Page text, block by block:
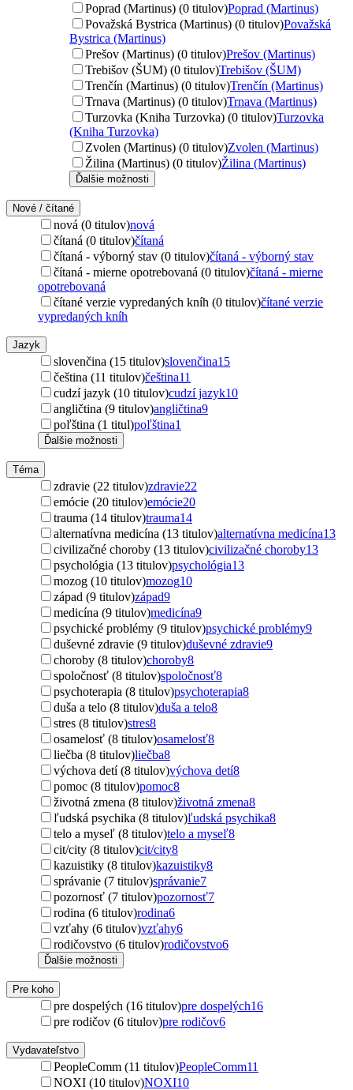
Poprad (Martinus) (0 titulov)Poprad (Martinus)
Považská Bystrica (Martinus) (0 titulov)Považská
Bystrica (Martinus)
Prešov (Martinus) (0 titulov)Prešov (Martinus)
Trebišov (ŠUM) (0 titulov)Trebišov (ŠUM)
Trenčín (Martinus) (0 titulov)Trenčín (Martinus)
Trnava (Martinus) (0 titulov)Trnava (Martinus)
Turzovka (Kniha Turzovka) (0 titulov)Turzovka
(Kniha Turzovka)
Zvolen (Martinus) (0 titulov)Zvolen (Martinus)
Žilina (Martinus) (0 titulov)Žilina (Martinus)
Ďalšie možnosti
Nové / čítané
nová (0 titulov)nová
čítaná (0 titulov)čítaná
čítaná - výborný stav (0 titulov)čítaná - výborný stav
čítaná - mierne opotrebovaná (0 titulov)čítaná - mierne
opotrebovaná
čítané verzie vypredaných kníh (0 titulov)čítané verzie
vypredaných kníh
Jazyk
slovenčina (15 titulov)slovenčina15
čeština (11 titulov)čeština11
cudzí jazyk (10 titulov)cudzí jazyk10
angličtina (9 titulov)angličtina9
poľština (1 titul)poľština1
Ďalšie možnosti
Téma
zdravie (22 titulov)zdravie22
emócie (20 titulov)emócie20
trauma (14 titulov)trauma14
alternatívna medicína (13 titulov)alternatívna medicína13
civilizačné choroby (13 titulov)civilizačné choroby13
psychológia (13 titulov)psychológia13
mozog (10 titulov)mozog10
západ (9 titulov)západ9
medicína (9 titulov)medicína9
psychické problémy (9 titulov)psychické problémy9
duševné zdravie (9 titulov)duševné zdravie9
choroby (8 titulov)choroby8
spoločnosť (8 titulov)spoločnosť8
psychoterapia (8 titulov)psychoterapia8
duša a telo (8 titulov)duša a telo8
stres (8 titulov)stres8
osamelosť (8 titulov)osamelosť8
liečba (8 titulov)liečba8
výchova detí (8 titulov)výchova detí8
pomoc (8 titulov)pomoc8
životná zmena (8 titulov)životná zmena8
ľudská psychika (8 titulov)ľudská psychika8
telo a myseľ (8 titulov)telo a myseľ8
cit/city (8 titulov)cit/city8
kazuistiky (8 titulov)kazuistiky8
správanie (7 titulov)správanie7
pozornosť (7 titulov)pozornosť7
rodina (6 titulov)rodina6
vzťahy (6 titulov)vzťahy6
rodičovstvo (6 titulov)rodičovstvo6
Ďalšie možnosti
Pre koho
pre dospelých (16 titulov)pre dospelých16
pre rodičov (6 titulov)pre rodičov6
Vydavateľstvo
PeopleComm (11 titulov)PeopleComm11
NOXI (10 titulov)NOXI10